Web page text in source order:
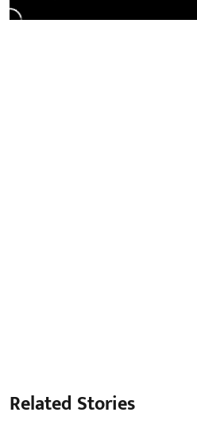
Related Stories